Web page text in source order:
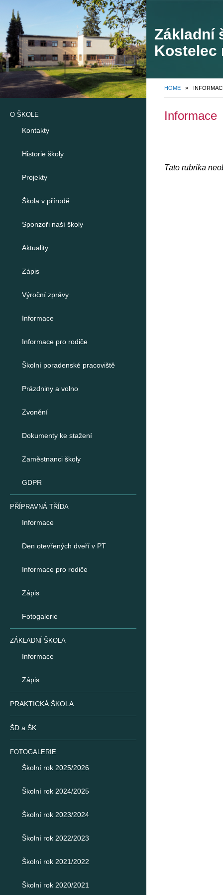
Základní
Kostelec
HOME »
O ŠKOLE
Kontakty
Historie školy
Projekty
Škola v přírodě
Sponzoři naší školy
Aktuality
Zápis
Výroční zprávy
Informace
Informace pro rodiče
Školní poradenské pracoviště
Prázdniny a volno
Zvonění
Dokumenty ke stažení
Zaměstnanci školy
GDPR
PŘÍPRAVNÁ TŘÍDA
Informace
Den otevřených dveří v PT
Informace pro rodiče
Zápis
Fotogalerie
ZÁKLADNÍ ŠKOLA
Informace
Zápis
PRAKTICKÁ ŠKOLA
ŠD a ŠK
FOTOGALERIE
Školní rok 2025/2026
Školní rok 2024/2025
Školní rok 2023/2024
Školní rok 2022/2023
Školní rok 2021/2022
Školní rok 2020/2021
Informace
Tato rubrika